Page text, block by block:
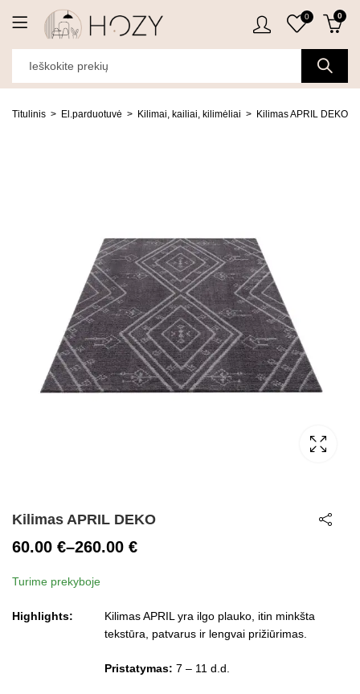
0 0
Titulinis El.parduotuvė Kilimai, kailiai, kilimėliai Kilimas APRIL DEKO
Kilimas APRIL DEKO
60.00 €–260.00 €
Price
range:
60.00 €
Turime prekyboje
Highlights:
Kilimas APRIL yra ilgo plauko, itin minkšta
tekstūra, patvarus ir lengvai prižiūrimas.
Pristatymas: 7 – 11 d.d.